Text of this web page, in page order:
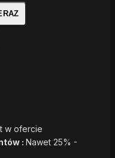
w ofercie
: Nawet 25% -